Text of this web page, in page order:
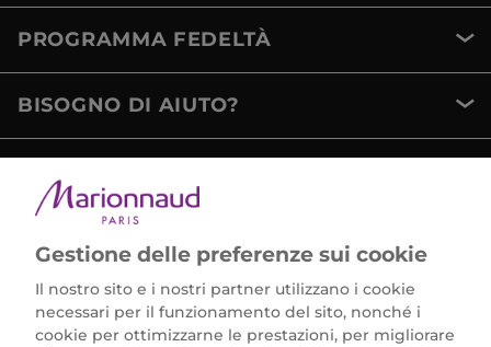
PROGRAMMA FEDELTÀ
BISOGNO DI AIUTO?
Gestione delle preferenze sui cookie
Il nostro sito e i nostri partner utilizzano i cookie
necessari per il funzionamento del sito, nonché i
cookie per ottimizzarne le prestazioni, per migliorare